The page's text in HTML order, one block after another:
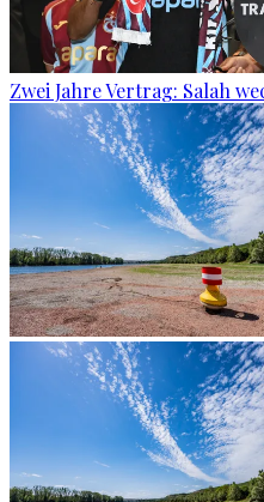
Zwei Jahre Vertrag: Salah